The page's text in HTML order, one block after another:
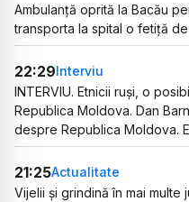
Ambulanță oprită la Bacău
transporta la spital o fetiță
22:29Interviu
INTERVIU. Etnicii ruși, o
Republica Moldova. Dan
despre Republica Moldova.
21:25Actualitate
Vijelii și grindină în mai multe